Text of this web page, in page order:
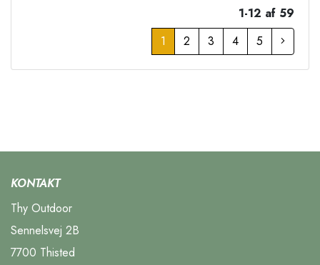
1-12 af 59
1
2 3 4 5
KONTAKT
Thy Outdoor
Sennelsvej 2B
7700 Thisted